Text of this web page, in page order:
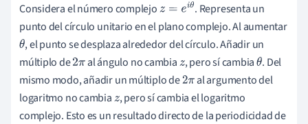
Considera el número complejoz=eiθ
. Representa un
punto del círculo unitario en el plano complejo. Al aumentar
θ, el punto se desplaza alrededor del círculo. Añadir un
múltiplo de2π al ángulo no cambiaz, pero sí cambiaθ. Del
mismo modo, añadir un múltiplo de2π al argumento del
logaritmo no cambiaz, pero sí cambia el logaritmo
complejo. Esto es un resultado directo de la periodicidad de